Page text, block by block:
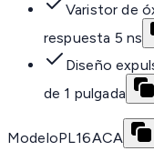
Varistor de
respuesta 5 ns
Diseño
de 1 pulgada
ModeloPL16ACA